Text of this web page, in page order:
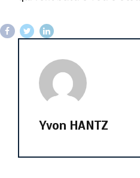
Yvon HANTZ